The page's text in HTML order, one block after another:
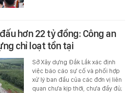
hơn 22 tỷ đồng: Công an
chỉ loạt tồn tại
Sở Xây dựng Đắk Lắk xác định
việc báo cáo sự cố và phối hợp
xử lý ban đầu của các đơn vị liên
quan chưa kịp thời, chưa đầy đủ;